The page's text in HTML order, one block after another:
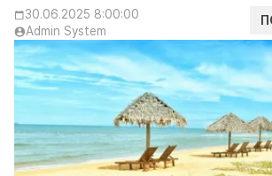
30.06.2025 8:00:00
Admin System